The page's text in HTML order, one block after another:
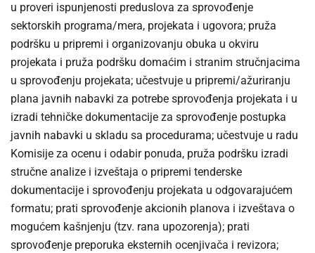
u proveri ispunjenosti preduslova za sprovođenje
sektorskih programa/mera, projekata i ugovora; pruža
podršku u pripremi i organizovanju obuka u okviru
projekata i pruža podršku domaćim i stranim stručnjacima
u sprovođenju projekata; učestvuje u pripremi/ažuriranju
plana javnih nabavki za potrebe sprovođenja projekata i u
izradi tehničke dokumentacije za sprovođenje postupka
javnih nabavki u skladu sa procedurama; učestvuje u radu
Komisije za ocenu i odabir ponuda, pruža podršku izradi
stručne analize i izveštaja o pripremi tenderske
dokumentacije i sprovođenju projekata u odgovarajućem
formatu; prati sprovođenje akcionih planova i izveštava o
mogućem kašnjenju (tzv. rana upozorenja); prati
sprovođenje preporuka eksternih ocenjivača i revizora;